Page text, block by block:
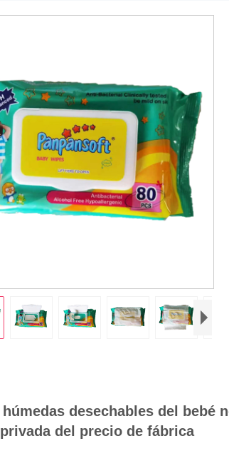
desechables del bebé
del precio de fábrica